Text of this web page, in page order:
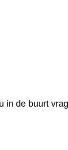
in de buurt